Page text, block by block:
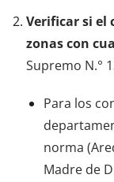
Verificar si el
zonas con
Supremo N.°
Para los
norma
Madre de